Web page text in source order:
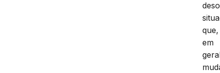
que,
em